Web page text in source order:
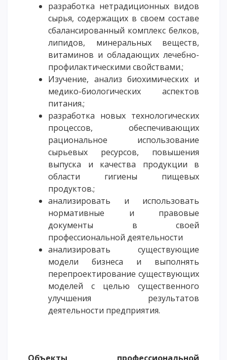
разработка нетрадиционных видов
сырья, содержащих в своем составе
сбалансированный комплекс белков,
липидов, минеральных веществ,
витаминов и обладающих лечебно-
профилактическими свойствами.;
Изучение, анализ биохимических и
медико-биологических аспектов
питания.;
разработка новых технологических
процессов, обеспечивающих
рациональное использование
сырьевых ресурсов, повышения
выпуска и качества продукции в
области гигиены пищевых
продуктов.;
анализировать и использовать
нормативные и правовые
документы в своей
профессиональной деятельности
анализировать существующие
модели бизнеса и выполнять
перепроектирование существующих
моделей с целью существенного
улучшения результатов
деятельности предприятия.